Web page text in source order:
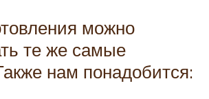
можно
те же самые
нам понадобится: